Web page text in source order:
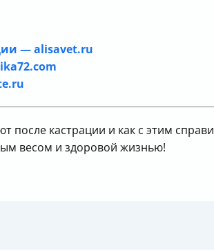
— alisavet.ru
после кастрации и как с этим
весом и здоровой жизнью!